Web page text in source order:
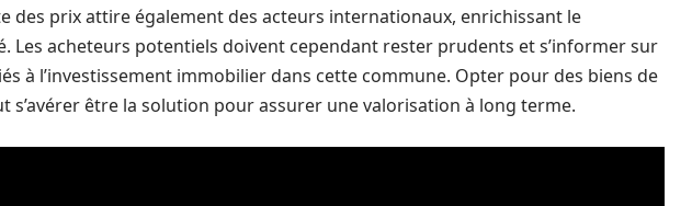
des prix attire également des acteurs internationaux, enrichissant le
Les acheteurs potentiels doivent cependant rester prudents et s’informer sur
à l’investissement immobilier dans cette commune. Opter pour des biens de
s’avérer être la solution pour assurer une valorisation à long terme.